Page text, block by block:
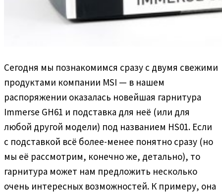
Сегодня мы познакомимся сразу с двумя свежими
продуктами компании MSI — в нашем
распоряжении оказалась новейшая гарнитура
Immerse GH61 и подставка для неё (или для
любой другой модели) под названием HS01. Если
с подставкой всё более-менее понятно сразу (но
мы её рассмотрим, конечно же, детально), то
гарнитура может нам предложить несколько
очень интересных возможностей. К примеру, она